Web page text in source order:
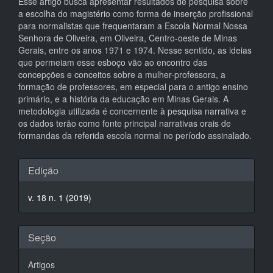
a escolha do magistério como forma de inserção profissional
para normalistas que frequentaram a Escola Normal Nossa
Senhora de Oliveira, em Oliveira, Centro-oeste de Minas
Gerais, entre os anos 1971 e 1974. Nesse sentido, as ideias
que permeiam esse esboço vão ao encontro das
concepções e conceitos sobre a mulher-professora, a
formação de professores, em especial para o antigo ensino
primário, e a história da educação em Minas Gerais. A
metodologia utilizada é concernente à pesquisa narrativa e
os dados terão como fonte principal narrativas orais de
formandas da referida escola normal no período assinalado.
Detalhes
do
artigo
Edição
v. 18 n. 1 (2019)
Seção
Artigos